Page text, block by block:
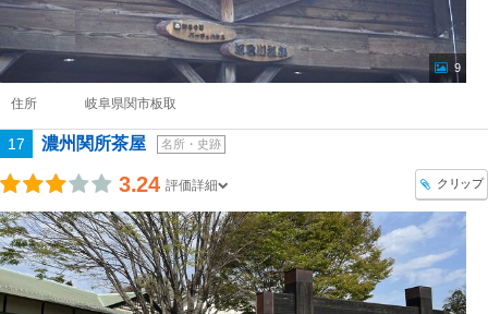
9
住所 岐阜県関市板取
17 濃州関所茶屋 名所・史跡
3.24 評価詳細 クリップ